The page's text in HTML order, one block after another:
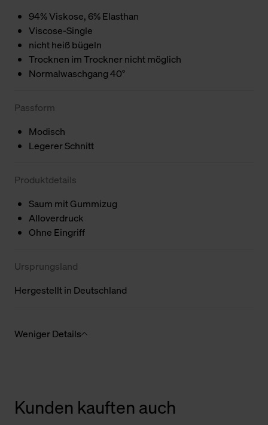
94% Viskose, 6% Elasthan
Viscose-Single
nicht heiß bügeln
Trocknen im Trockner nicht möglich
Normalwaschgang 40°
Passform
Modisch
Legerer Schnitt
Produktdetails
Saum mit Gummizug
Alloverdruck
Ohne Eingriff
Ursprungsland
Hergestellt in Deutschland
Weniger Details
Kunden kauften auch